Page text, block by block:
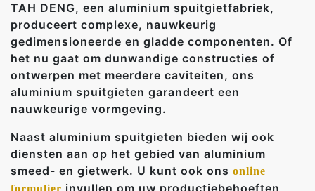
TAH DENG, een aluminium spuitgietfabriek,
produceert complexe, nauwkeurig
gedimensioneerde en gladde componenten. Of
het nu gaat om dunwandige constructies of
ontwerpen met meerdere caviteiten, ons
aluminium spuitgieten garandeert een
nauwkeurige vormgeving.
Naast aluminium spuitgieten bieden wij ook
diensten aan op het gebied van aluminium
smeed- en gietwerk. U kunt ook ons online
formulier invullen om uw productiebehoeften